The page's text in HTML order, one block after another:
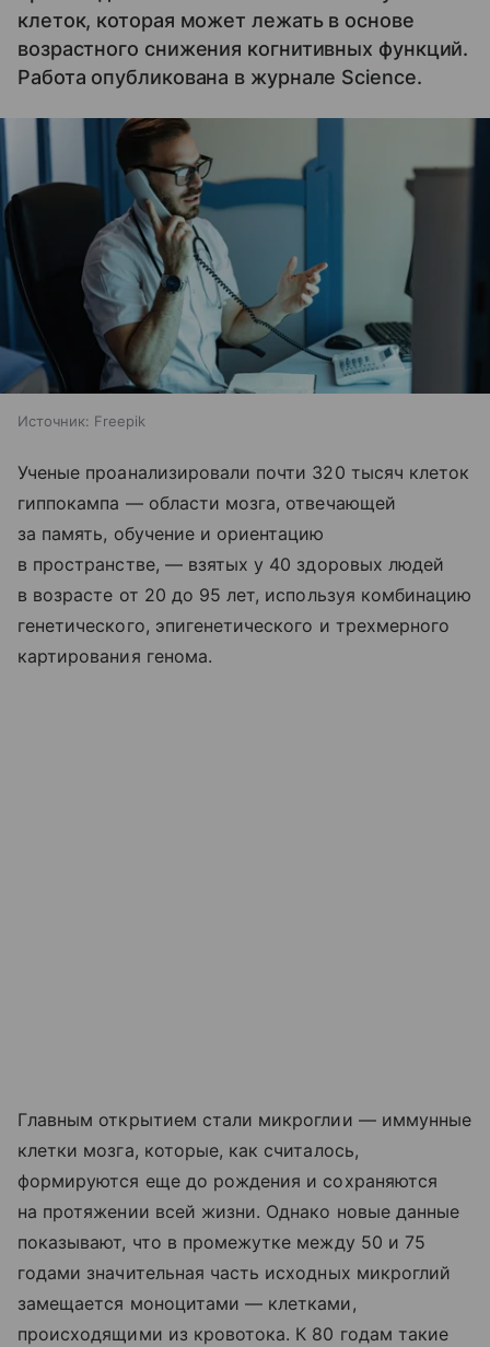
клеток, которая может лежать в основе
возрастного снижения когнитивных функций.
Работа опубликована в журнале Science.
Источник: Freepik
Ученые проанализировали почти 320 тысяч клеток
гиппокампа — области мозга, отвечающей
за память, обучение и ориентацию
в пространстве, — взятых у 40 здоровых людей
в возрасте от 20 до 95 лет, используя комбинацию
генетического, эпигенетического и трехмерного
картирования генома.
Главным открытием стали микроглии — иммунные
клетки мозга, которые, как считалось,
формируются еще до рождения и сохраняются
на протяжении всей жизни. Однако новые данные
показывают, что в промежутке между 50 и 75
годами значительная часть исходных микроглий
замещается моноцитами — клетками,
происходящими из кровотока. К 80 годам такие